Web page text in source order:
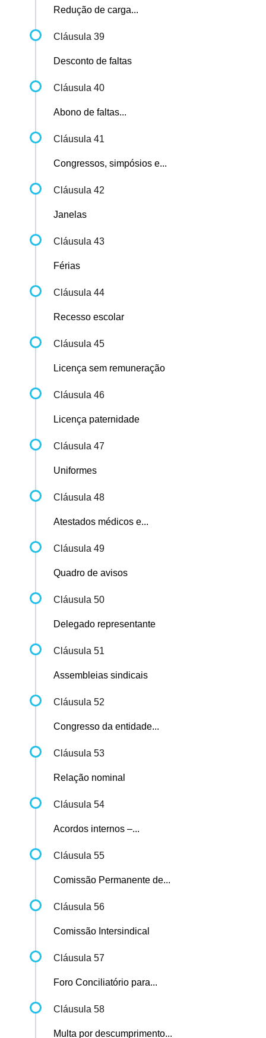
Redução de carga...
Cláusula 39
Desconto de faltas
Cláusula 40
Abono de faltas...
Cláusula 41
Congressos, simpósios e...
Cláusula 42
Janelas
Cláusula 43
Férias
Cláusula 44
Recesso escolar
Cláusula 45
Licença sem remuneração
Cláusula 46
Licença paternidade
Cláusula 47
Uniformes
Cláusula 48
Atestados médicos e...
Cláusula 49
Quadro de avisos
Cláusula 50
Delegado representante
Cláusula 51
Assembleias sindicais
Cláusula 52
Congresso da entidade...
Cláusula 53
Relação nominal
Cláusula 54
Acordos internos –...
Cláusula 55
Comissão Permanente de...
Cláusula 56
Comissão Intersindical
Cláusula 57
Foro Conciliatório para...
Cláusula 58
Multa por descumprimento...